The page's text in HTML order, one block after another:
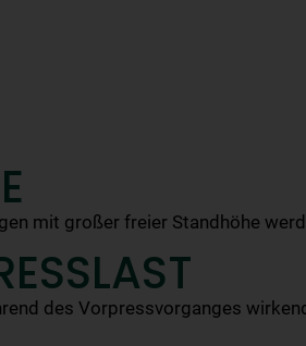
mit großer freier Standhöhe
des Vorpressvorganges